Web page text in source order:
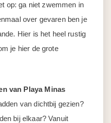
op: ga niet zwemmen in
over gevaren ben je
Hier is het heel rustig
je hier de grote
van Playa Minas
van dichtbij gezien?
bij elkaar? Vanuit